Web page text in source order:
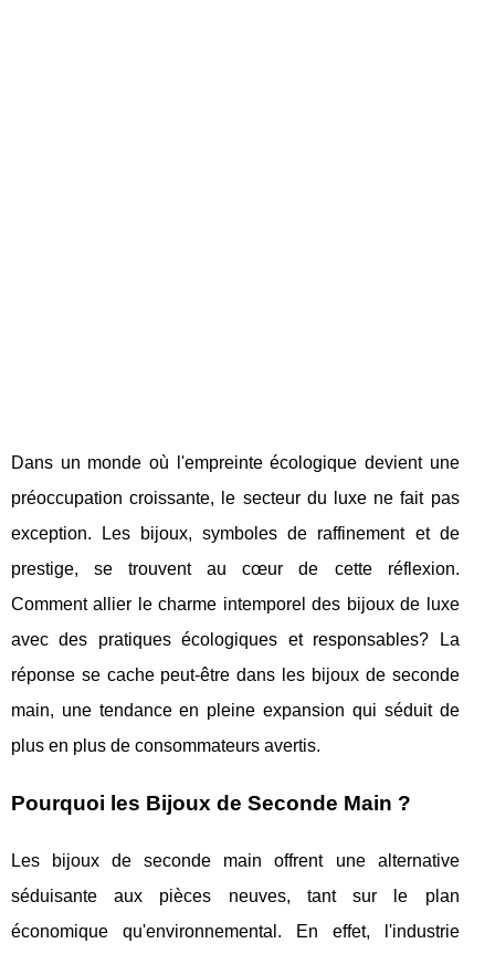
Dans un monde où l'empreinte écologique devient une
préoccupation croissante, le secteur du luxe ne fait pas
exception. Les bijoux, symboles de raffinement et de
prestige, se trouvent au cœur de cette réflexion.
Comment allier le charme intemporel des bijoux de luxe
avec des pratiques écologiques et responsables? La
réponse se cache peut-être dans les bijoux de seconde
main, une tendance en pleine expansion qui séduit de
plus en plus de consommateurs avertis.
Pourquoi les Bijoux de Seconde Main ?
Les bijoux de seconde main offrent une alternative
séduisante aux pièces neuves, tant sur le plan
économique qu'environnemental. En effet, l'industrie